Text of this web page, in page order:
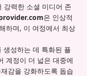
강력한 소셜 미디어 존
은 인상적
하며, 이 여정에서 최상
생성하는 데 특화된 플
계정이 더 넓은 대중에
감을 강화하도록 돕습